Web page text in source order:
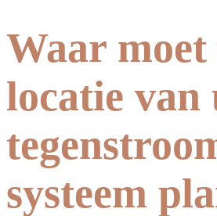
Waar moet
locatie van
systeem